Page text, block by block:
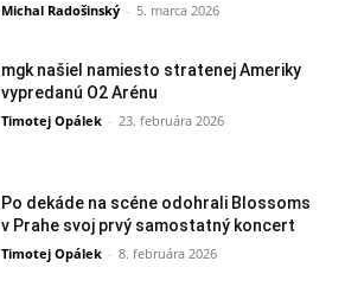
Michal Radošinský - 5. marca 2026
mgk našiel namiesto stratenej Ameriky
vypredanú O2 Arénu
Timotej Opálek - 23. februára 2026
Po dekáde na scéne odohrali Blossoms
v Prahe svoj prvý samostatný koncert
Timotej Opálek - 8. februára 2026